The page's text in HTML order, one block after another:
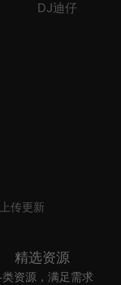
DJ迪仔
传更新
精选资源
类资源，满足需求